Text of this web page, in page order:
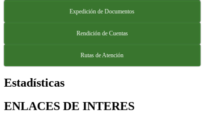
Expedición de Documentos
Rendición de Cuentas
Rutas de Atención
Estadísticas
ENLACES DE INTERES